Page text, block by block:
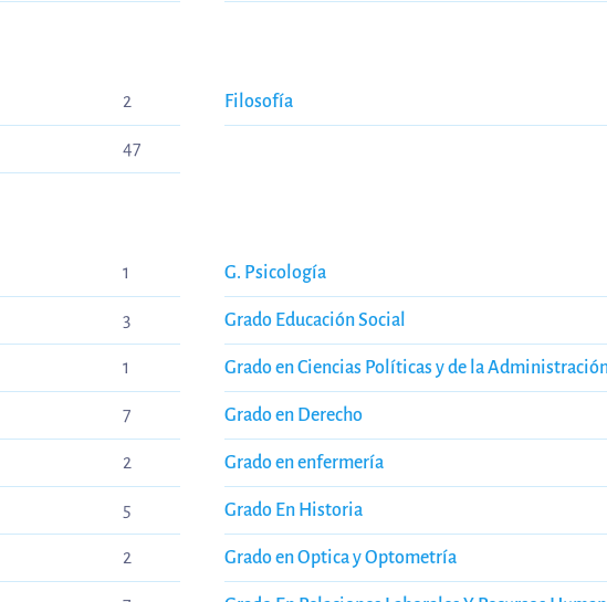
2 Filosofía
47
1 G. Psicología
3 Grado Educación Social
1 Grado en Ciencias Políticas y de la
7 Grado en Derecho
2 Grado en enfermería
5 Grado En Historia
2 Grado en Optica y Optometría